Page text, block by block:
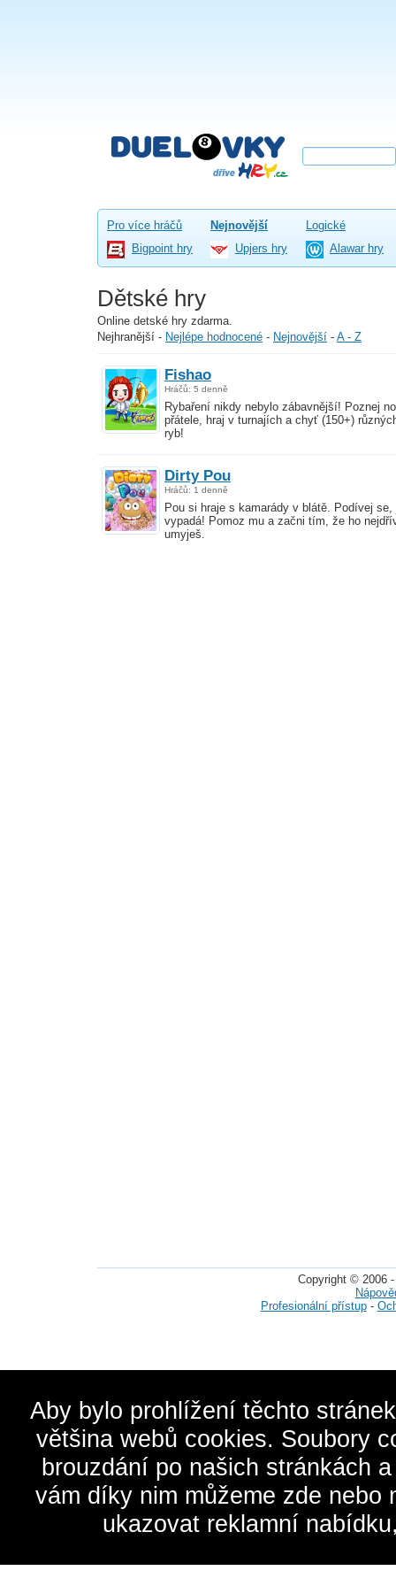
Pro více hráčů Nejnovější
Logické
Bigpoint hry
Upjers hry Alawar hry
Dětské hry
Online detské hry zdarma.
Nejhranější - Nejlépe hodnocené - Nejnovější - A - Z
Fishao
Hráčů: 5 denně
Rybaření nikdy nebylo zábavnější! Poznej
přátele, hraj v turnajích a chyť (150+)
ryb!
Dirty Pou
Hráčů: 1 denně
Pou si hraje s kamarády v blátě. Podívej se,
vypadá! Pomoz mu a začni tím, že ho
umyješ.
Copyright © 2006
Profesionální přístup-
Aby bylo prohlížení těchto
většina webů cookies. Soubory
brouzdání po našich stránkách
vám díky nim můžeme zde
ukazovat reklamní